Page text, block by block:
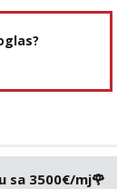
sa 3500€/mj🌹